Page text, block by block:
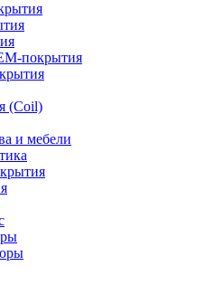
покрытия
(Coil)
и мебели